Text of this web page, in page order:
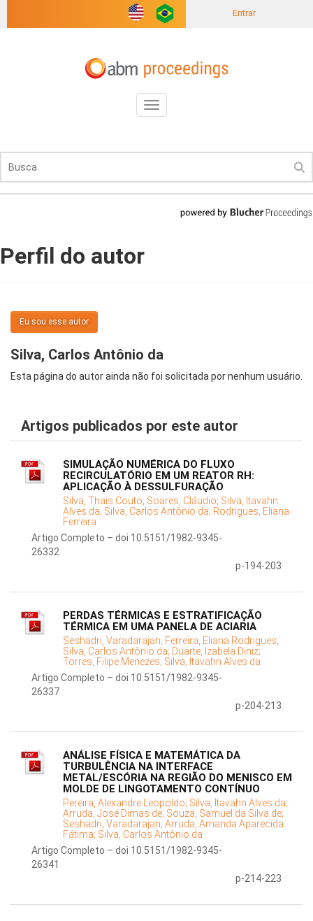
Entrar
Toggle
navigation
Perfil do autor
Eu sou esse autor
Silva, Carlos Antônio da
Esta página do autor ainda não foi solicitada por nenhum usuário.
Artigos publicados por este autor
SIMULAÇÃO NUMÉRICA DO FLUXO
RECIRCULATÓRIO EM UM REATOR RH:
APLICAÇÃO À DESSULFURAÇÃO
Silva, Thais Couto; Soares, Cláudio; Silva, Itavahn
Alves da; Silva, Carlos Antônio da; Rodrigues, Eliana
Ferreira
Artigo Completo – doi 10.5151/1982-9345-
26332
p-194-203
PERDAS TÉRMICAS E ESTRATIFICAÇÃO
TÉRMICA EM UMA PANELA DE ACIARIA
Seshadri, Varadarajan; Ferreira, Eliana Rodrigues;
Silva, Carlos Antônio da; Duarte, Izabela Diniz;
Torres, Filipe Menezes; Silva, Itavahn Alves da
Artigo Completo – doi 10.5151/1982-9345-
26337
p-204-213
ANÁLISE FÍSICA E MATEMÁTICA DA
TURBULÊNCIA NA INTERFACE
METAL/ESCÓRIA NA REGIÃO DO MENISCO EM
MOLDE DE LINGOTAMENTO CONTÍNUO
Pereira, Alexandre Leopoldo; Silva, Itavahn Alves da;
Arruda, José Dimas de; Souza, Samuel da Silva de;
Seshadri, Varadarajan; Arruda, Amanda Aparecida
Fátima; Silva, Carlos Antônio da
Artigo Completo – doi 10.5151/1982-9345-
26341
p-214-223